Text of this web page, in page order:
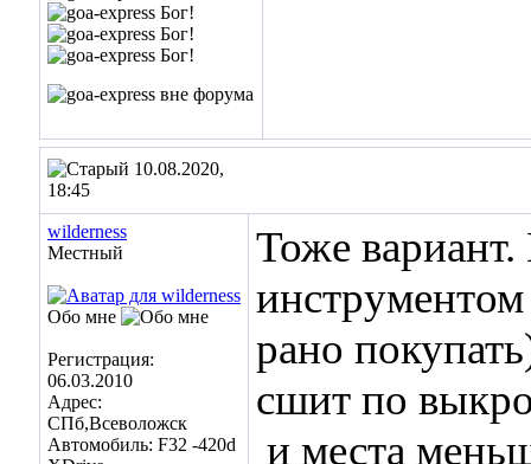
10.08.2020,
18:45
wilderness
Местный
Обо мне
Регистрация:
06.03.2010
Адрес:
СПб,Всеволожск
Автомобиль: F32 -420d
Тоже вариант.
рано
сшит по
и места